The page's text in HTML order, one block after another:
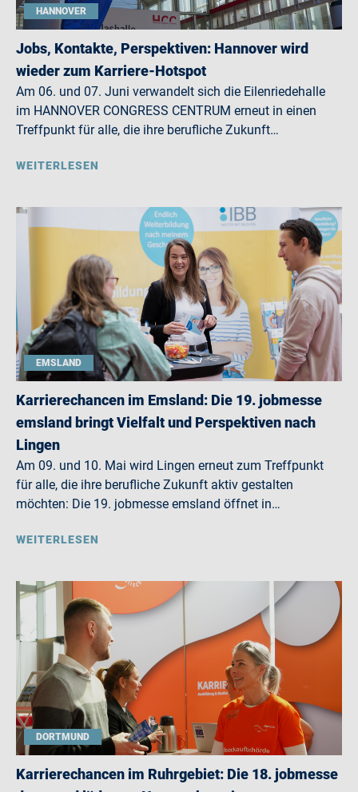
HANNOVER
Jobs, Kontakte, Perspektiven: Hannover wird
wieder zum Karriere-Hotspot
Am 06. und 07. Juni verwandelt sich die Eilenriedehalle
im HANNOVER CONGRESS CENTRUM erneut in einen
Treffpunkt für alle, die ihre berufliche Zukunft…
WEITERLESEN
EMSLAND
Karrierechancen im Emsland: Die 19. jobmesse
emsland bringt Vielfalt und Perspektiven nach
Lingen
Am 09. und 10. Mai wird Lingen erneut zum Treffpunkt
für alle, die ihre berufliche Zukunft aktiv gestalten
möchten: Die 19. jobmesse emsland öffnet in…
WEITERLESEN
DORTMUND
Karrierechancen im Ruhrgebiet: Die 18. jobmesse